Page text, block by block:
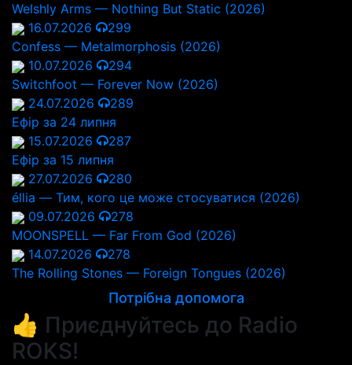
Welshly Arms — Nothing But Static (2026)
16.07.2026
299
Confess — Metalmorphosis (2026)
10.07.2026
294
Switchfoot — Forever Now (2026)
24.07.2026
289
Ефір за 24 липня
15.07.2026
287
Ефір за 15 липня
27.07.2026
280
éllia — Тим, кого це може стосуватися (2026)
09.07.2026
278
MOONSPELL — Far From God (2026)
14.07.2026
278
The Rolling Stones — Foreign Tongues (2026)
Потрібна допомога
👍 Приєднуйтесь до Radio
ROKS!